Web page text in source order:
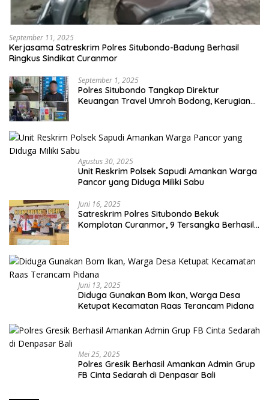
September 11, 2025
Kerjasama Satreskrim Polres Situbondo-Badung Berhasil
Ringkus Sindikat Curanmor
September 1, 2025
Polres Situbondo Tangkap Direktur
Keuangan Travel Umroh Bodong, Kerugian
Agustus 30, 2025
Unit Reskrim Polsek Sapudi Amankan Warga
Pancor yang Diduga Miliki Sabu
Juni 16, 2025
Satreskrim Polres Situbondo Bekuk
Komplotan Curanmor, 9 Tersangka Berhasil
Juni 13, 2025
Diduga Gunakan Bom Ikan, Warga Desa
Ketupat Kecamatan Raas Terancam Pidana
Mei 25, 2025
Polres Gresik Berhasil Amankan Admin Grup
FB Cinta Sedarah di Denpasar Bali